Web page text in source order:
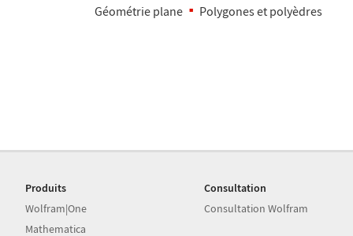
Géométrie plane Polygones et polyèdres
Produits
Wolfram|One
Mathematica
Consultation
Consultation Wolfram